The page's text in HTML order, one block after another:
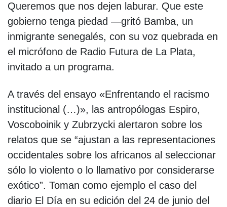
Queremos que nos dejen laburar. Que este
gobierno tenga piedad —gritó Bamba, un
inmigrante senegalés, con su voz quebrada en
el micrófono de Radio Futura de La Plata,
invitado a un programa.
A través del ensayo «Enfrentando el racismo
institucional (…)», las antropólogas Espiro,
Voscoboinik y Zubrzycki alertaron sobre los
relatos que se “ajustan a las representaciones
occidentales sobre los africanos al seleccionar
sólo lo violento o lo llamativo por considerarse
exótico”. Toman como ejemplo el caso del
diario El Día en su edición del 24 de junio del